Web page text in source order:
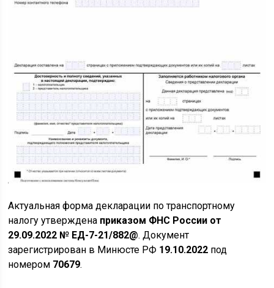
Актуальная форма декларации по транспортному
налогу утверждена приказом ФНС России от
29.09.2022 № ЕД-7-21/882@. Документ
зарегистрирован в Минюсте РФ 19.10.2022 под
номером 70679.